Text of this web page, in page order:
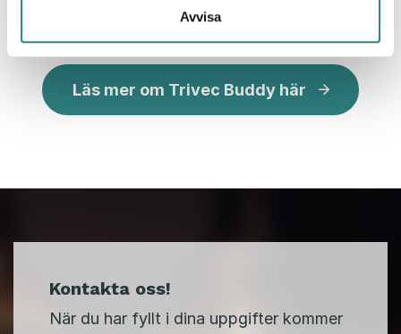
Avvisa
Läs mer om Trivec Buddy här
Kontakta oss!
När du har fyllt i dina uppgifter kommer